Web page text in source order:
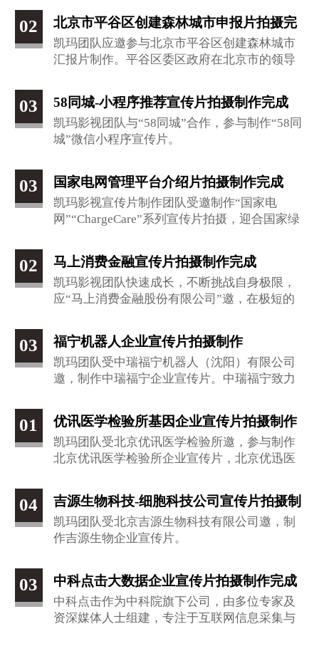
引擎。在这片充满竞争的热土上，盛隆电气以
其对技术创新的执着追求和产品品质的严格把
控，彰显了不断攀登高峰的进取精神，其产品
迭代升级，引领行业潮流。
02
北京市平谷区创建森林城市申报片拍摄完
成
凯玛团队应邀参与北京市平谷区创建森林城市
汇报片制作。平谷区委区政府在北京市的领导
源特色，提出创森“五要”，规划布局“一心、两
带、三区、多园”全力打造一个风景秀美、宜居
宜人的平谷。
03 58同城-小程序推荐宣传片拍摄制作完成
凯玛影视团队与“58同城”合作，参与制作“58同
城”微信小程序宣传片。
03 国家电网管理平台介绍片拍摄制作完成
凯玛影视宣传片制作团队受邀制作“国家电
网”“ChargeCare”系列宣传片拍摄，迎合国家绿
在张家口、唐山、北京等多地进行实景拍摄。
02 马上消费金融宣传片拍摄制作完成
凯玛影视团队快速成长，不断挑战自身极限，
应“马上消费金融股份有限公司”邀，在极短的
品
03 福宁机器人企业宣传片拍摄制作
凯玛团队受中瑞福宁机器人（沈阳）有限公司
邀，制作中瑞福宁企业宣传片。中瑞福宁致力
司。
01
优讯医学检验所基因企业宣传片拍摄制作
完成
凯玛团队受北京优讯医学检验所邀，参与制作
北京优讯医学检验所企业宣传片，北京优迅医
为核心的分子遗传检测和个性化健康管理服务
型公司，主要从事检验科医疗服务。在生物基
因检测方面有着强大的软硬件实力。
04
吉源生物科技-细胞科技公司宣传片拍摄制
作完成
凯玛团队受北京吉源生物科技有限公司邀，制
作吉源生物企业宣传片。
03 中科点击大数据企业宣传片拍摄制作完成
中科点击作为中科院旗下公司，由多位专家及
资深媒体人士组建，专注于互联网信息采集与